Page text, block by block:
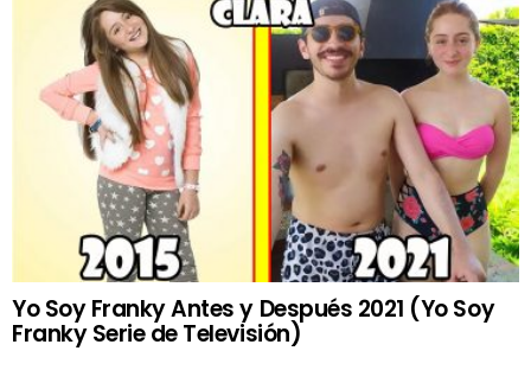
Yo Soy Franky Antes y Después 2021 (Yo Soy
Franky Serie de Televisión)